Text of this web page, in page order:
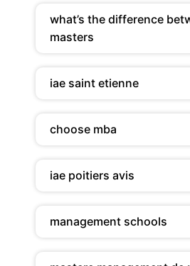
what’s the difference
masters
iae saint etienne
choose mba
iae poitiers avis
management schools